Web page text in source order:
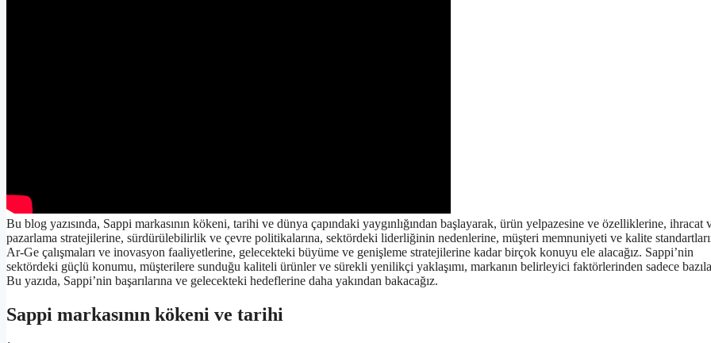
Bu blog yazısında, Sappi markasının kökeni, tarihi ve dünya çapındaki yaygınlığından başlayarak, ürün yelpazesine ve özelliklerine, ihracat
pazarlama stratejilerine, sürdürülebilirlik ve çevre politikalarına, sektördeki liderliğinin nedenlerine, müşteri memnuniyeti ve kalite
Ar-Ge çalışmaları ve inovasyon faaliyetlerine, gelecekteki büyüme ve genişleme stratejilerine kadar birçok konuyu ele alacağız. Sappi’nin
sektördeki güçlü konumu, müşterilere sunduğu kaliteli ürünler ve sürekli yenilikçi yaklaşımı, markanın belirleyici faktörlerinden sadece
Bu yazıda, Sappi’nin başarılarına ve gelecekteki hedeflerine daha yakından bakacağız.
Sappi markasının kökeni ve tarihi